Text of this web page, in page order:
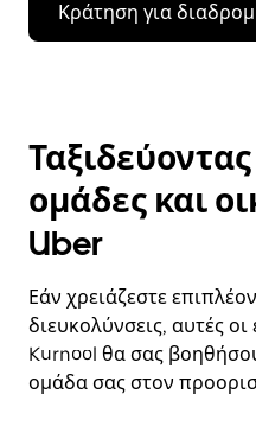
Κράτηση για
ομάδες και
Uber
Εάν χρειάζεστε
διευκολύνσεις, αυτές
Kurnool θα σας
ομάδα σας στον